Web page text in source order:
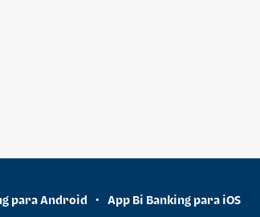
para Android • App Bi Banking para iOS